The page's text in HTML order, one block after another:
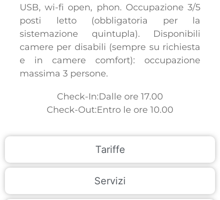
Tariffe
Servizi
USB, wi-fi open, phon. Occupazione 3/5
posti letto (obbligatoria per la
sistemazione quintupla). Disponibili
camere per disabili (sempre su richiesta
e in camere comfort): occupazione
massima 3 persone.
Check-In:Dalle ore 17.00
Check-Out:Entro le ore 10.00